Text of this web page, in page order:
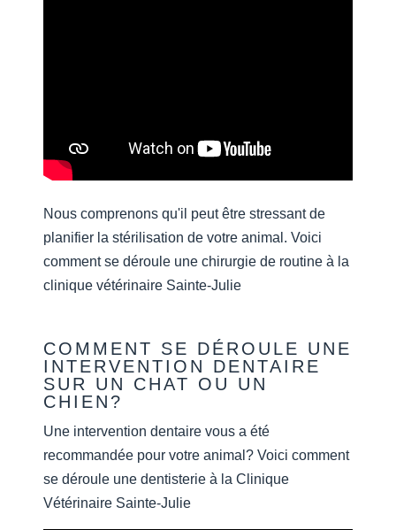
Nous comprenons qu'il peut être stressant de
planifier la stérilisation de votre animal. Voici
comment se déroule une chirurgie de routine à la
clinique vétérinaire Sainte-Julie
COMMENT SE DÉROULE UNE
INTERVENTION DENTAIRE
SUR UN CHAT OU UN
CHIEN?
Une intervention dentaire vous a été
recommandée pour votre animal? Voici comment
se déroule une dentisterie à la Clinique
Vétérinaire Sainte-Julie